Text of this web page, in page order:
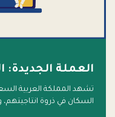
العملة الجديدة:
السكان في ذروة انتاجيتهم،